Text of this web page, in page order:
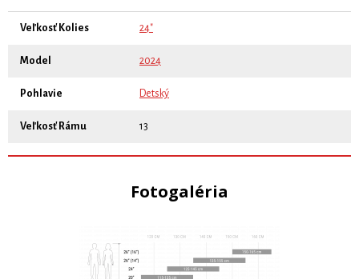
Veľkosť Kolies 24"
Model 2024
Pohlavie Detský
Veľkosť Rámu 13
Fotogaléria